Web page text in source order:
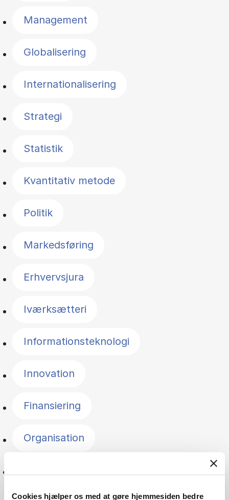
Cookies hjælper os med at gøre hjemmesiden bedre
Management
Globalisering
Internationalisering
Strategi
Statistik
Kvantitativ metode
Politik
Markedsføring
Erhvervsjura
Iværksætteri
Informationsteknologi
Innovation
Finansiering
Organisation